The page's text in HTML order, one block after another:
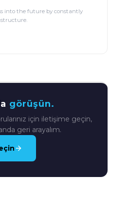
into the future by constantly
görüşün.
için iletişime geçin,
geri arayalım.